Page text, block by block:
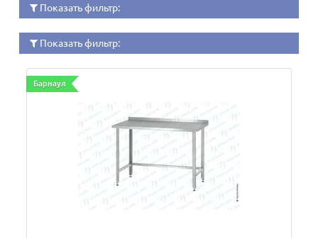
Показать фильтр:
Показать фильтр:
Барнаул